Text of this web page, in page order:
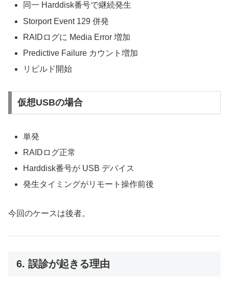
同一 Harddisk番号で継続発生
Storport Event 129 併発
RAIDログに Media Error 増加
Predictive Failure カウント増加
リビルド開始
仮想USBの場合
単発
RAIDログ正常
Harddisk番号が USB デバイス
発生タイミングがリモート操作前後
今回のケースは後者。
6. 誤診が起きる理由